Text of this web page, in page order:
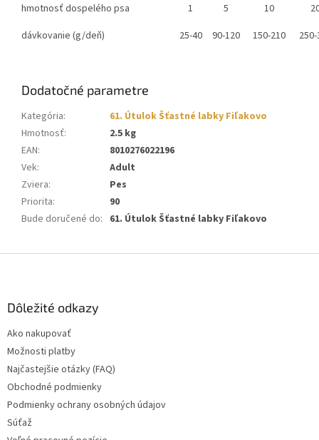
hmotnosť dospelého psa 1 5 10
dávkovanie (g/deň)
25-40 90-120 150-210
Dodatočné parametre
Kategória:
61. Útulok Šťastné labky Fiľakovo
Hmotnosť:
2.5 kg
EAN:
8010276022196
Vek:
Adult
Zviera:
Pes
Priorita:
90
Bude doručené do: 61. Útulok Šťastné labky Fiľakovo
Dôležité odkazy
Ako nakupovať
Možnosti platby
Najčastejšie otázky (FAQ)
Obchodné podmienky
Podmienky ochrany osobných údajov
Súťaž